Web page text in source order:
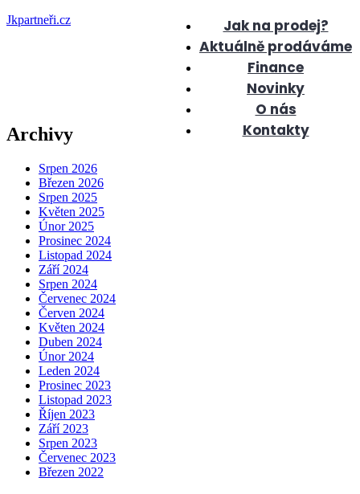
Jkpartneři.cz
Jak na prodej?
Aktuálně prodáváme
Finance
Novinky
O nás
Kontakty
Archivy
Srpen 2026
Březen 2026
Srpen 2025
Květen 2025
Únor 2025
Prosinec 2024
Listopad 2024
Září 2024
Srpen 2024
Červenec 2024
Červen 2024
Květen 2024
Duben 2024
Únor 2024
Leden 2024
Prosinec 2023
Listopad 2023
Říjen 2023
Září 2023
Srpen 2023
Červenec 2023
Březen 2022